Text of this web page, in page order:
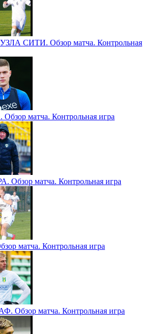
СИТИ. Обзор матча. Контрольная
матча. Контрольная игра
матча. Контрольная игра
матча. Контрольная игра
Обзор матча. Контрольная игра